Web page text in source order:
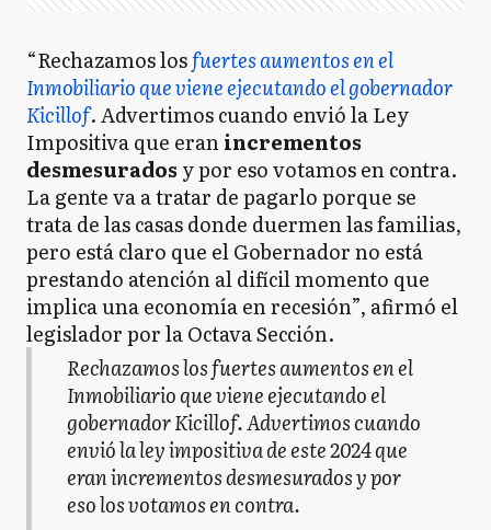
“Rechazamos losfuertes aumentos en el
Inmobiliario que viene ejecutando el gobernador
Kicillof. Advertimos cuando envió la Ley
Impositiva que eranincrementos
desmesurados y por eso votamos en contra.
La gente va a tratar de pagarlo porque se
trata de las casas donde duermen las familias,
pero está claro que el Gobernador no está
prestando atención al difícil momento que
implica una economía en recesión”, afirmó el
legislador por la Octava Sección.
Rechazamos los fuertes aumentos en el
Inmobiliario que viene ejecutando el
gobernador Kicillof. Advertimos cuando
envió la ley impositiva de este 2024 que
eran incrementos desmesurados y por
eso los votamos en contra.